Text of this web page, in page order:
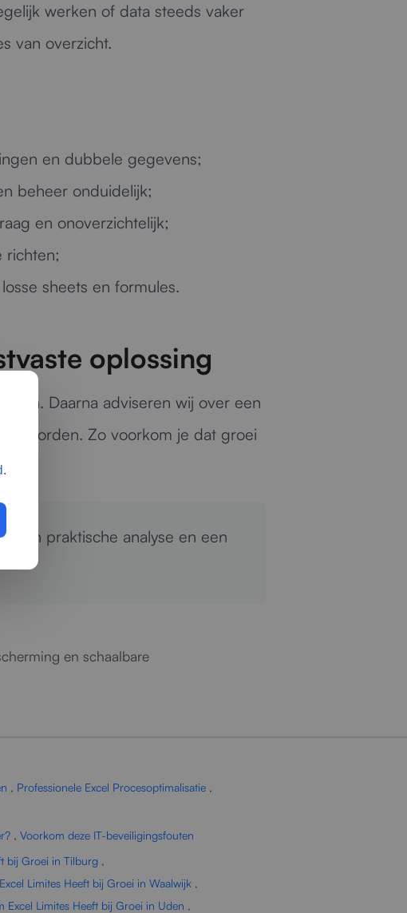
werken of data steeds vaker
van overzicht.
en dubbele gegevens;
beheer onduidelijk;
en onoverzichtelijk;
richten;
sheets en formules.
oplossing
Daarna adviseren wij over een
worden. Zo voorkom je dat groei
een praktische analyse en een
en schaalbare
, Professionele Excel Procesoptimalisatie ,
, Voorkom deze IT-beveiligingsfouten
bij Groei in Tilburg ,
Limites Heeft bij Groei in Waalwijk ,
Excel Limites Heeft bij Groei in Uden ,
.